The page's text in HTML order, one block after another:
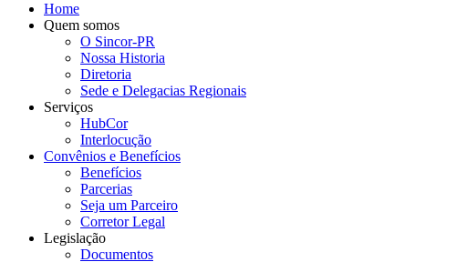
Home
Quem somos
O Sincor-PR
Nossa Historia
Diretoria
Sede e Delegacias Regionais
Serviços
HubCor
Interlocução
Convênios e Benefícios
Benefícios
Parcerias
Seja um Parceiro
Corretor Legal
Legislação
Documentos